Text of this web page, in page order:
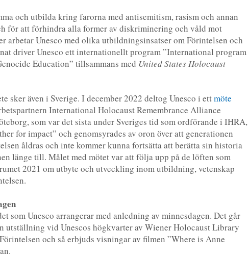
och utbilda kring farorna med antisemitism, rasism och annan
för att förhindra alla former av diskriminering och våld mot
arbetar Unesco med olika utbildningsinsatser om Förintelsen och
driver Unesco ett internationellt program ”International program
Education” tillsammans med United States Holocaust
sker även i Sverige. I december 2022 deltog Unesco i ettmöte
International Holocaust Remembrance Alliance
som var det sista under Sveriges tid som ordförande i IHRA,
for impact” och genomsyrades av oron över att generationen
åldras och inte kommer kunna fortsätta att berätta sin historia
länge till. Målet med mötet var att följa upp på de löften som
2021 om utbyte och utveckling inom utbildning, vetenskap
som Unesco arrangerar med anledning av minnesdagen. Det går
utställning vid Unescos högkvarter av Wiener Holocaust Library
och så erbjuds visningar av filmen ”Where is Anne